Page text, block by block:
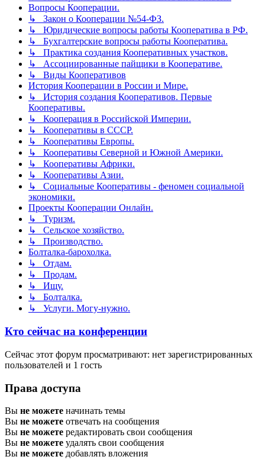
Вопросы Кооперации.
↳ Закон о Кооперации №54-ФЗ.
↳ Юридические вопросы работы Кооператива в РФ.
↳ Бухгалтерские вопросы работы Кооператива.
↳ Практика создания Кооперативных участков.
↳ Ассоциированные пайщики в Кооперативе.
↳ Виды Кооперативов
История Кооперации в России и Мире.
↳ История создания Кооперативов. Первые
Кооперативы.
↳ Кооперация в Российской Империи.
↳ Кооперативы в СССР.
↳ Кооперативы Европы.
↳ Кооперативы Северной и Южной Америки.
↳ Кооперативы Африки.
↳ Кооперативы Азии.
↳ Социальные Кооперативы - феномен социальной
экономики.
Проекты Кооперации Онлайн.
↳ Туризм.
↳ Сельское хозяйство.
↳ Производство.
Болталка-барохолка.
↳ Отдам.
↳ Продам.
↳ Ищу.
↳ Болталка.
↳ Услуги. Могу-нужно.
Кто сейчас на конференции
Сейчас этот форум просматривают: нет зарегистрированных
пользователей и 1 гость
Права доступа
Вы не можете начинать темы
Вы не можете отвечать на сообщения
Вы не можете редактировать свои сообщения
Вы не можете удалять свои сообщения
Вы не можете добавлять вложения